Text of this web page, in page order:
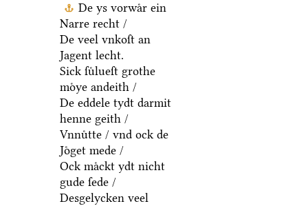
De ys vorwaͤr ein
Narre recht /
De veel vnkoſt an
Jagent lecht.
Sick ſuͤlueſt grothe
moͤye andeith /
De eddele tydt darmit
henne geith /
Vnnuͤtte / vnd ock de
Joͤget mede /
Ock maͤckt ydt nicht
gude ſede /
Desgelycken veel